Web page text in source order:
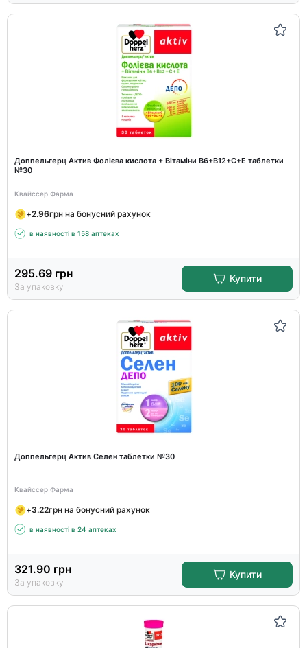
Доппельгерц Актив Фолієва кислота + Вітаміни В6+В12+С+Е таблетки
№30
Квайссер Фарма
+2.96грн на бонусний рахунок
в наявності в 158 аптеках
295.69 грн
За упаковку
Купити
Доппельгерц Актив Селен таблетки №30
Квайссер Фарма
+3.22грн на бонусний рахунок
в наявності в 24 аптеках
321.90 грн
За упаковку
Купити